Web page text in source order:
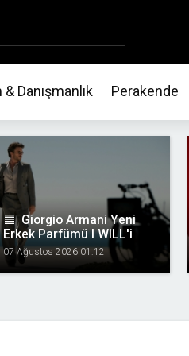
& Danışmanlık Perakende
format_align_justify Giorgio Armani Yeni
Erkek Parfümü I WILL'i
Tanıtıyor
07 Ağustos 2026 01:12